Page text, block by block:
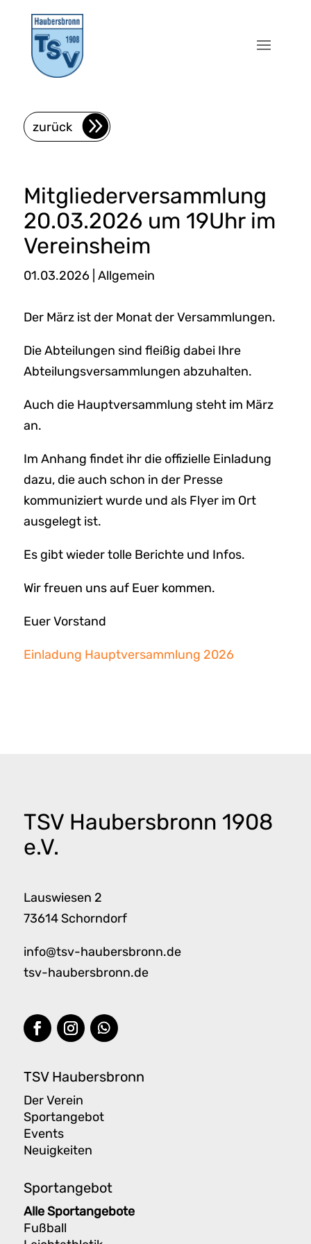
zurück
Mitgliederversammlung
20.03.2026 um 19Uhr im
Vereinsheim
01.03.2026| Allgemein
Der März ist der Monat der Versammlungen.
Die Abteilungen sind fleißig dabei Ihre
Abteilungsversammlungen abzuhalten.
Auch die Hauptversammlung steht im März
an.
Im Anhang findet ihr die offizielle Einladung
dazu, die auch schon in der Presse
kommuniziert wurde und als Flyer im Ort
ausgelegt ist.
Es gibt wieder tolle Berichte und Infos.
Wir freuen uns auf Euer kommen.
Euer Vorstand
Einladung Hauptversammlung 2026
TSV Haubersbronn 1908
e.V.
Lauswiesen 2
73614 Schorndorf
info@tsv-haubersbronn.de
tsv-haubersbronn.de
TSV Haubersbronn
Der Verein
Sportangebot
Events
Neuigkeiten
Sportangebot
Alle Sportangebote
Fußball